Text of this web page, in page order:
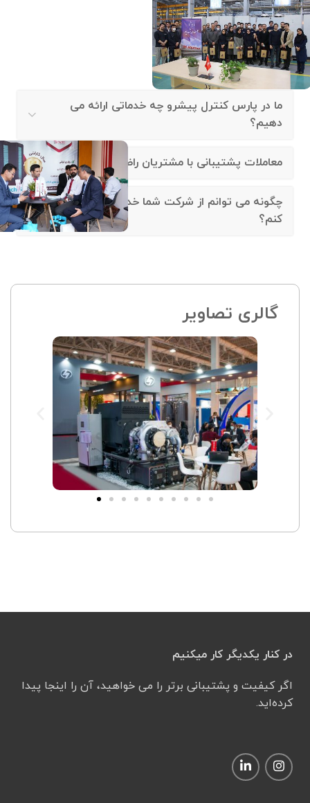
سوالات متداول
ما در پارس کنترل پیشرو چه خدماتی ارائه می
دهیم؟
معاملات پشتیبانی با مشتریان راضی تر؟
چگونه می توانم از شرکت شما خدمات دریافت
کنم؟
گالری تصاویر
در کنار یکدیگر کار میکنیم
اگر کیفیت و پشتیبانی برتر را می خواهید، آن را اینجا پیدا
کرده‌اید.